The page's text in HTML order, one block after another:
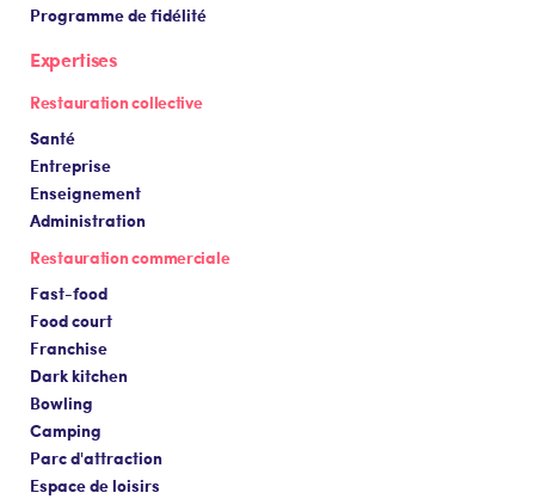
Programme de fidélité
Expertises
Restauration collective
Santé
Entreprise
Enseignement
Administration
Restauration commerciale
Fast-food
Food court
Franchise
Dark kitchen
Bowling
Camping
Parc d'attraction
Espace de loisirs